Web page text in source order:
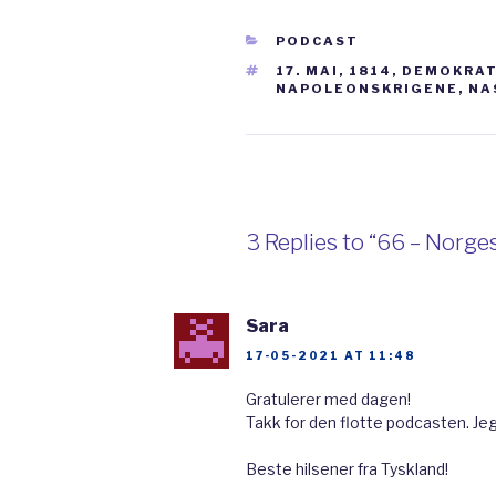
at vi også har større
var det som skjedde den
med Danmark. Norge blei
Danmark. Det var ikke
periode da nasjonalismen
CATEGORIES
PODCAST
TAGS
17. MAI , 1814 ,
NAPOLEONSKRIGENE ,
3 Replies to “66 –
Sara
17-05-2021 AT 11:48
Gratulerer med dagen!
Takk for den flotte podcasten.
Beste hilsener fra Tyskland!